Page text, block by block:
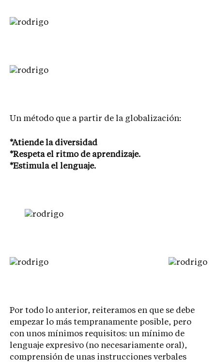
Un método que a partir de la globalización:
*Atiende la diversidad
*Respeta el ritmo de aprendizaje.
*Estimula el lenguaje.
Por todo lo anterior, reiteramos en que se debe
empezar lo más tempranamente posible, pero
con unos mínimos requisitos: un mínimo de
lenguaje expresivo (no necesariamente oral),
comprensión de unas instrucciones verbales